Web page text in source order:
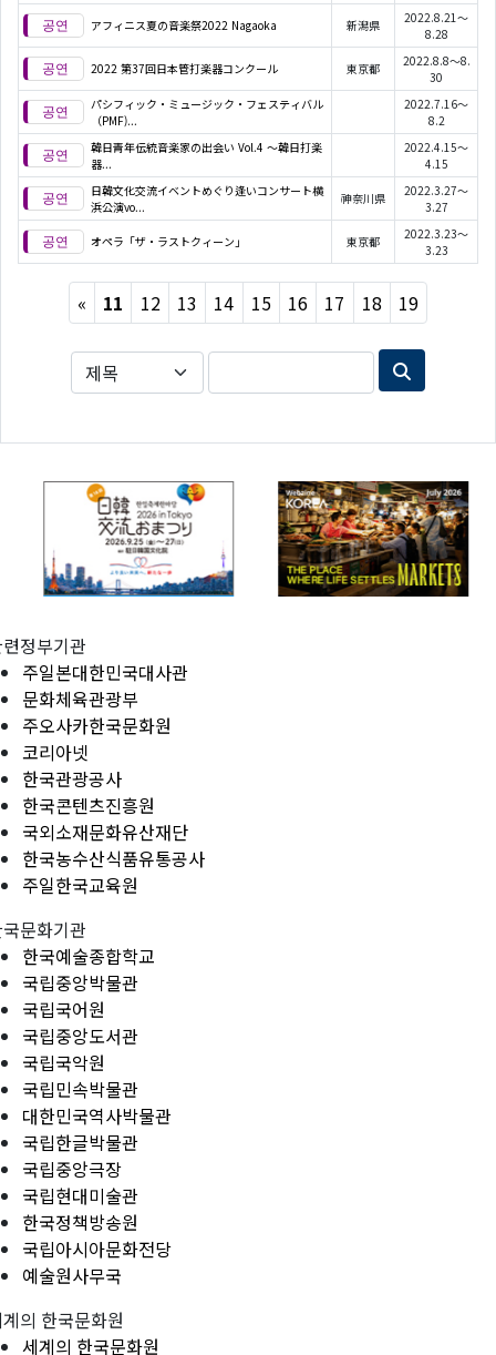
アフィニス夏の音楽祭2022 Nagaoka 新潟県
2022.8.21～
8.28
2022 第37回日本管打楽器コンクール 東京都
2022.8.8～8.
30
パシフィック・ミュージック・フェスティバル
（PMF)...
2022.7.16～
8.2
韓日青年伝統音楽家の出会い Vol.4 ～韓日打楽
器...
2022.4.15～
4.15
日韓文化交流イベントめぐり逢いコンサート横
浜公演vo...
神奈川県
2022.3.27～
3.27
オペラ「ザ・ラストクィーン」 東京都
2022.3.23～
3.23
«Previous
11 12 13 14 15 16 17 18 19
정부기관
주일본대한민국대사관
문화체육관광부
주오사카한국문화원
코리아넷
한국관광공사
한국콘텐츠진흥원
국외소재문화유산재단
한국농수산식품유통공사
주일한국교육원
문화기관
한국예술종합학교
국립중앙박물관
국립국어원
국립중앙도서관
국립국악원
국립민속박물관
대한민국역사박물관
국립한글박물관
국립중앙극장
국립현대미술관
한국정책방송원
국립아시아문화전당
예술원사무국
의 한국문화원
세계의 한국문화원